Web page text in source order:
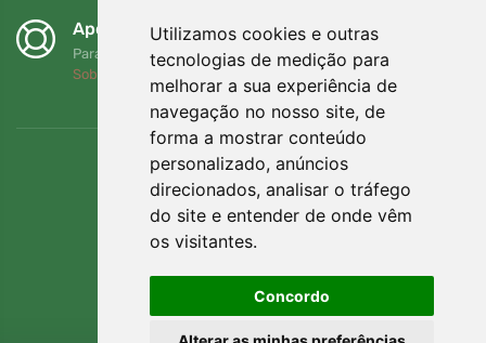
Utilizamos cookies e outras
tecnologias de medição para
melhorar a sua experiência de
navegação no nosso site, de
forma a mostrar conteúdo
personalizado, anúncios
direcionados, analisar o tráfego
do site e entender de onde vêm
os visitantes.
Concordo
Apoiamos a Trees.org
Para cada encomenda plantamos uma árvore! Leia mais
Sobre nós